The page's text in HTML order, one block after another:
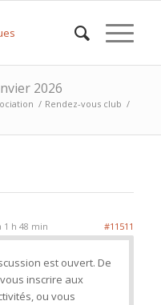
2026
/ Rendez-vous club /
1 h 48 min #11511
est ouvert. De
inscrire aux
ou vous